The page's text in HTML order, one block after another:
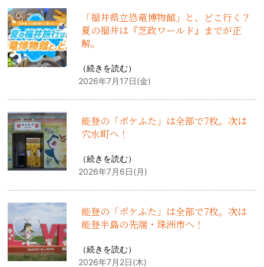
「福井県立恐竜博物館」と、どこ行く？
夏の福井は『芝政ワールド』までが正
解。
（続きを読む）
2026年7月17日(金)
能登の「ポケふた」は全部で7枚。次は
穴水町へ！
（続きを読む）
2026年7月6日(月)
能登の「ポケふた」は全部で7枚。次は
能登半島の先端・珠洲市へ！
（続きを読む）
2026年7月2日(木)